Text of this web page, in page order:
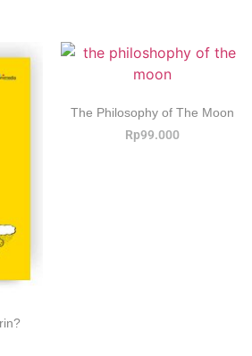
The Philosophy of The Moon
Rp99.000